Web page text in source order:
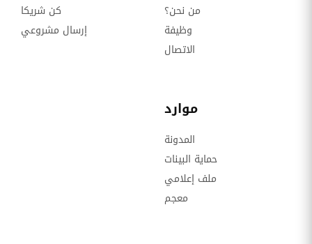
من نحن؟
وظيفة
الاتصال
كن شريكا
إرسال مشروعي
موارد
المدونة
حماية البينات
ملف إعلامي
معجم